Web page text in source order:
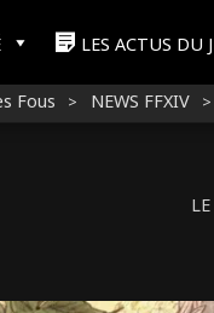
LES ACTUS DU
Fous > NEWS FFXIV >
LE